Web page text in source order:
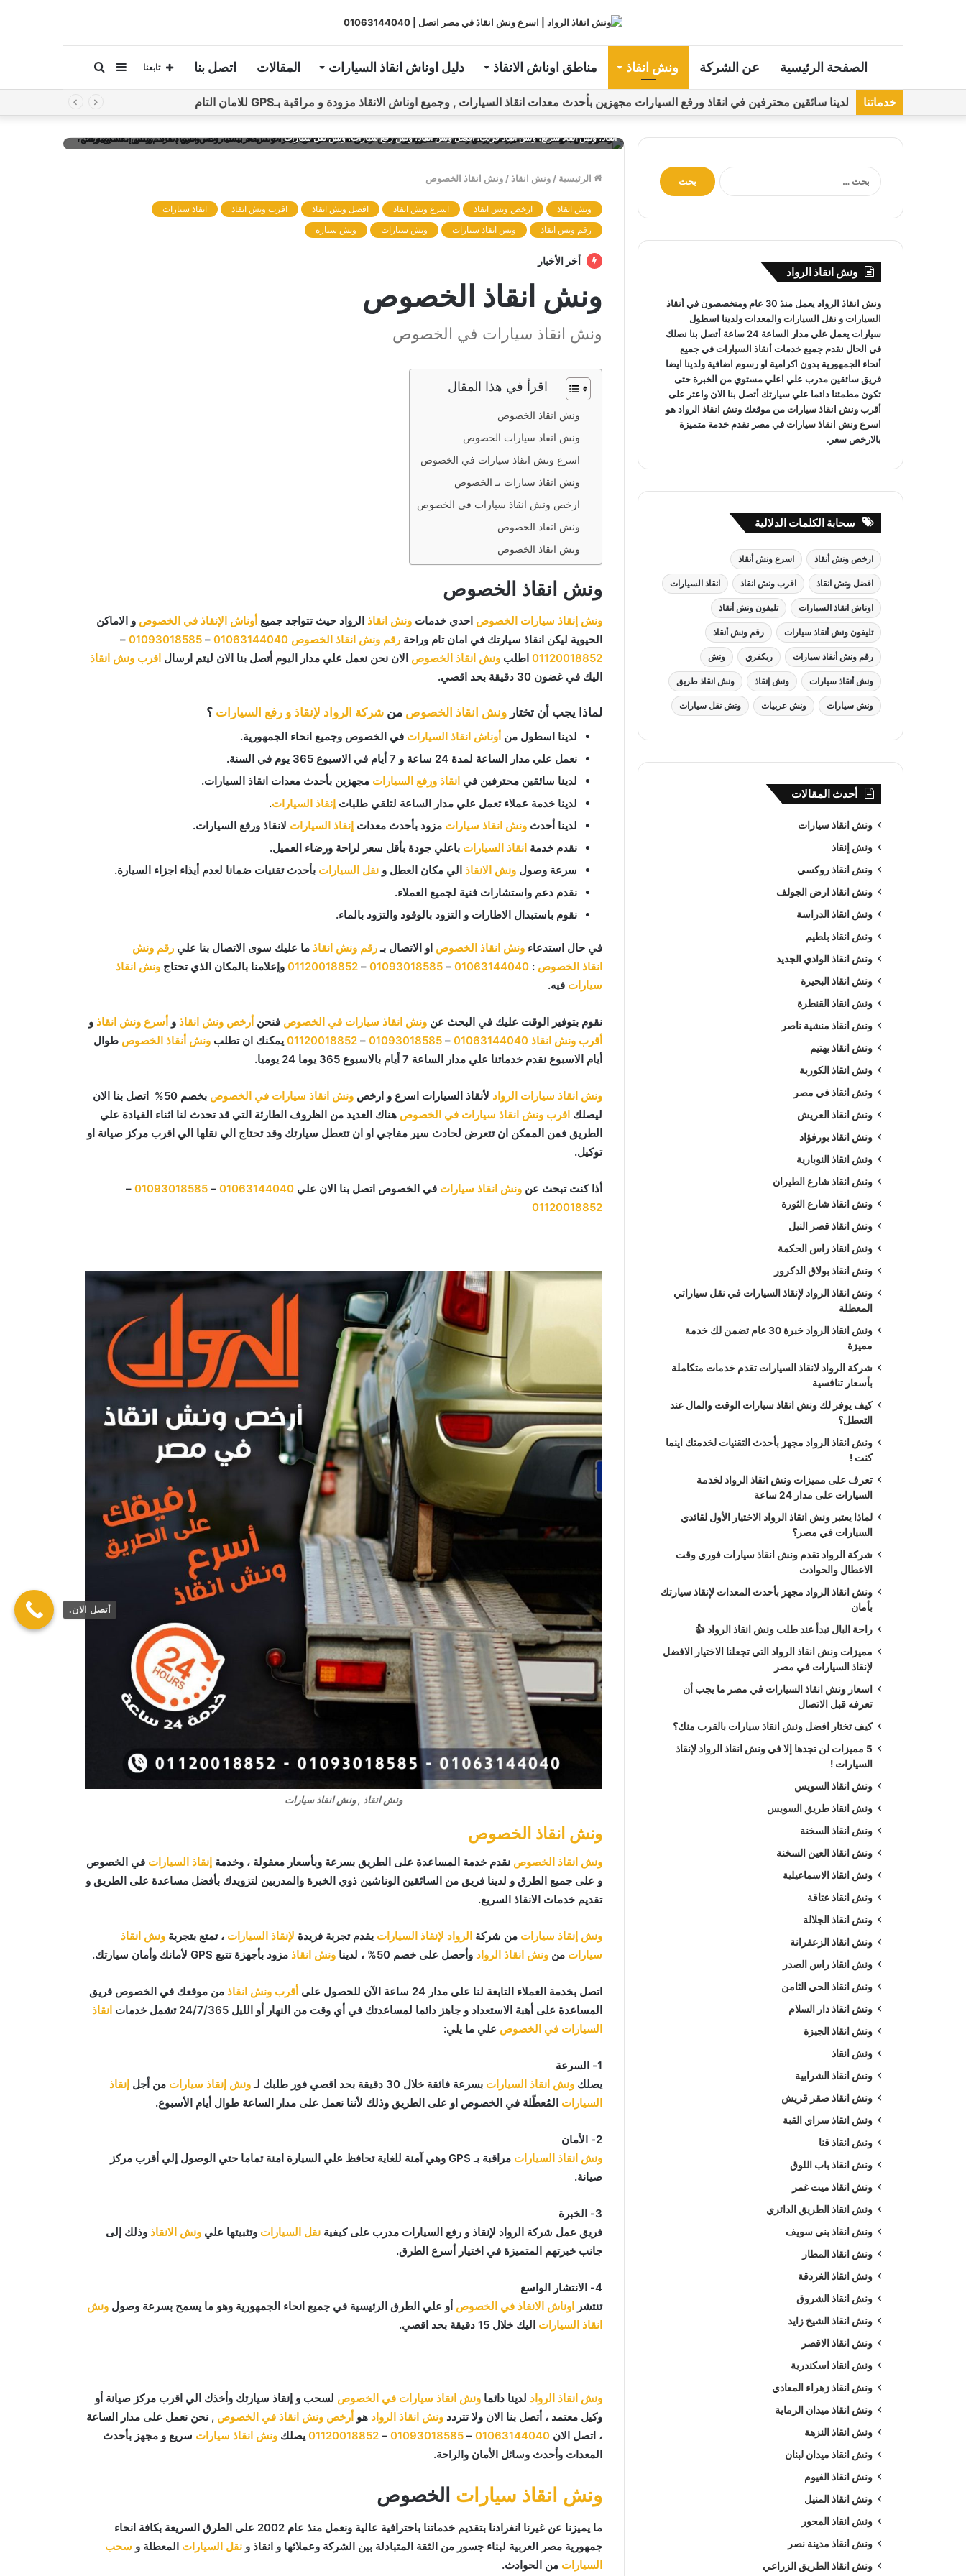
الصفحة الرئيسية عن الشركة ونش انقاذ مناطق اوناش الانقاذ دليل اوناش انقاذ السيارات المقالات اتصل بنا إضافة
جانبي
تابعنا
خدماتنا لدينا سائقين محترفين في انقاذ ورفع السيارات مجهزين بأحدث معدات انقاذ السيارات , وجميع اوناش الانقاذ مزودة و مراقبة بـGPS للامان التام
انقاذ، ونش انقاذ سريع، ونش انقاذ قريب، افضل ونش انقاذ، ونش رفع سيارات، ونش نقل سيارات
الرئيسية / ونش انقاذ / ونش انقاذ الخصوص
ونش انقاذ ارخص ونش انقاذ اسرع ونش انقاذ افضل ونش انقاذ اقرب ونش انقاذ
انقاذ سيارات
رقم ونش انقاذ
ونش انقاذ سيارات ونش سيارات ونش سيارة
أخر الأخبار
ونش انقاذ الخصوص
ونش انقاذ سيارات في الخصوص
اقرأ في هذا المقال
ونش انقاذ الخصوص
ونش انقاذ سيارات الخصوص
اسرع ونش انقاذ سيارات في الخصوص
ونش انقاذ سيارات بـ الخصوص
ارخص ونش انقاذ سيارات في الخصوص
ونش انقاذ الخصوص
ونش انقاذ الخصوص
ونش انقاذ الخصوص
ونش إنقاذ سيارات الخصوص احدي خدمات ونش انقاذ الرواد حيث تتواجد جميع أوناش الإنقاذ في الخصوص و الاماكن
الحيوية ليكن انقاذ سيارتك في امان تام وراحة رقم ونش انقاذ الخصوص 01063144040
–
01093018585
–
01120018852 اطلب ونش انقاذ الخصوص الان نحن نعمل علي مدار اليوم أتصل بنا الان ليتم ارسال اقرب ونش انقاذ
اليك في غضون 30 دقيقة بحد اقصي.
لماذا يجب أن تختار ونش انقاذ الخصوص من شركة الرواد لإنقاذ و رفع السيارات ؟
لدينا اسطول من أوناش انقاذ السيارات في الخصوص وجميع انحاء الجمهورية.
نعمل علي مدار الساعة لمدة 24 ساعة و 7 أيام في الاسبوع 365 يوم في السنة.
لدينا سائقين محترفين في انقاذ ورفع السيارات مجهزين بأحدث معدات انقاذ السيارات.
لدينا خدمة عملاء تعمل علي مدار الساعة لتلقي طلبات إنقاذ السيارات.
لدينا أحدث ونش انقاذ سيارات مزود بأحدث معدات إنقاذ السيارات لانقاذ ورفع السيارات.
نقدم خدمة انقاذ السيارات باعلي جودة بأقل سعر لراحة ورضاء العميل.
سرعة وصول ونش الانقاذ الي مكان العطل و نقل السيارات بأحدث تقنيات ضمانا لعدم أيذاء اجزاء السيارة.
نقدم دعم واستشارات فنية لجميع العملاء.
نقوم باستبدال الاطارات و التزود بالوقود والتزود بالماء.
في حال استدعاء ونش انقاذ الخصوص او الاتصال بـرقم ونش انقاذ ما عليك سوى الاتصال بنا علي رقم ونش
انقاذ الخصوص :
01063144040
–
01093018585
–
01120018852 وإعلامنا بالمكان الذي تحتاج ونش انقاذ
سيارات فيه.
نقوم بتوفير الوقت عليك في البحث عن ونش انقاذ سيارات في الخصوص فنحن أرخص ونش انقاذ و أسرع ونش انقاذ و
أقرب ونش انقاذ 01063144040
–
01093018585
–
01120018852 يمكنك ان تطلب ونش أنقاذ الخصوص طوال
أيام الاسبوع نقدم خدماتنا علي مدار الساعة 7 أيام بالاسبوع 365 يوما 24 يوميا.
ونش انقاذ سيارات الرواد لأنقاذ السيارات اسرع و ارخص ونش انقاذ سيارات في الخصوص
بخصم 50% اتصل بنا الان
ليصلك اقرب ونش انقاذ سيارات في الخصوص هناك العديد من الظروف الطارئة التي قد تحدث لنا اثناء القيادة علي
الطريق فمن الممكن ان تتعرض لحادث سير مفاجي او ان تتعطل سيارتك وقد تحتاج الي نقلها الي اقرب مركز صيانة او
توكيل.
أذا كنت تبحث عن ونش انقاذ سيارات في الخصوص اتصل بنا الان علي 01063144040
–
01093018585
–
01120018852
ونش انقاذ , ونش انقاذ سيارات
ونش انقاذ الخصوص
ونش انقاذ الخصوص نقدم خدمة المساعدة على الطريق بسرعة وبأسعار معقولة ، وخدمة إنقاذ السيارات في الخصوص
و على جميع الطرق و لدينا فريق من السائقين الوناشين ذوي الخبرة والمدربين لتزويدك بأفضل مساعدة على الطريق و
تقديم خدمات الانقاذ السريع.
ونش إنقاذ سيارات من شركة الرواد لإنقاذ السيارات يقدم تجربة فريدة لإنقاذ السيارات ، تمتع بتجربة ونش انقاذ
سيارات من ونش انقاذ الرواد وأحصل على خصم 50% ، لدينا ونش انقاذ مزود بأجهزة تتبع GPS لأمانك وأمان سيارتك.
اتصل بخدمة العملاء التابعة لنا على مدار 24 ساعة الآن للحصول على أقرب ونش انقاذ من موقعك في الخصوص فريق
المساعدة على أهبة الاستعداد و جاهز دائما لمساعدتك في أي وقت من النهار أو الليل 24/7/365 تشمل خدمات
انقاذ
السيارات في الخصوص علي ما يلي:
1- السرعة
يصلك ونش انقاذ السيارات بسرعة فائقة خلال 30 دقيقة بحد اقصي فور طلبك لـ ونش إنقاذ سيارات من أجل إنقاذ
السيارات المُعطّلة في الخصوص او على الطريق وذلك لأننا نعمل على مدار الساعة طوال أيام الأسبوع.
2- الأمان
ونش انقاذ السيارات
مراقبة بـ GPS وهي آمنة للغاية تحافظ علي السيارة امنة تماما حتي الوصول إلي أقرب مركز
صيانة.
3- الخبرة
فريق عمل شركة الرواد لإنقاذ و رفع السيارات مدرب على كيفية نقل السيارات وتثبيتها علي ونش الانقاذ وذلك إلى
جانب خبرتهم المتميزة في اختيار أسرع الطرق.
4- الانتشار الواسع
تنتشر
اوناش الانقاذ في الخصوص أو علي الطرق الرئيسية في جميع انحاء الجمهورية وهو ما يسمح بسرعة وصول ونش
انقاذ السيارات اليك خلال 15 دقيقة بحد اقصي.
ونش انقاذ الرواد لدينا دائما ونش انقاذ سيارات في الخصوص لسحب و إنقاذ سيارتك وأخذك الي اقرب مركز صيانة أو
وكيل معتمد ، أتصل بنا الان ولا تتردد ونش انقاذ الرواد هو أرخص ونش انقاذ في الخصوص , نحن نعمل على مدار الساعة
، اتصل الان 01063144040
–
01093018585
–
01120018852 يصلك ونش انقاذ سيارات سريع و مجهز بأحدث
المعدات وأحدث وسائل الأمان والراحة.
ونش انقاذ سيارات الخصوص
ما يميزنا عن غيرنا انفرادنا بتقديم خدماتنا باحترافية عالية ونعمل منذ عام 2002 على الطرق السريعة بكافة انحاء
جمهورية مصر العربية لبناء جسور من الثقة المتبادلة بين الشركة وعملائها و انقاذ و نقل السيارات المعطلة و سحب
السيارات من الحوادث.
ح
ونش انقاذ الرواد
ونش انقاذ الرواد يعمل منذ 30 عام ومتخصصون في
أنقاذ
السياراتو نقل السياراتوالمعدات ولدينا اسطول
سيارات يعمل علي مدار الساعة 24 ساعة أتصل بنا نصلك
في الحال نقدم جميع خدماتأنقاذ السياراتفي جميع
أنحاء الجمهورية بدون اكرامية او رسوم اضافية ولدينا ايضا
فريق سائقين مدرب علي اعلي مستوي من الخبرة حتى
تكون مطمئنا دائما علي سيارتك أتصل بنا الان واعثر على
أقرب ونش انقاذ سياراتمن موقعك ونش انقاذ الرواد هو
اسرع ونش انقاذ سياراتفي مصر نقدم خدمة متميزة
بالارخص سعر.
سحابة الكلمات الدلالية
ارخص ونش أنقاذ اسرع ونش أنقاذ
افضل ونش انقاذ اقرب ونش انقاذ انقاذ السيارات
اوناش انقاذ السيارات تليفون ونش أنقاذ
تليفون ونش أنقاذ سيارات رقم ونش أنقاذ
رقم ونش أنقاذ سيارات ريكفري ونش
ونش أنقاذ سيارات ونش إنقاذ ونش انقاذ طريق
ونش سيارات ونش عربيات ونش نقل سيارات
أحدث المقالات
ونش انقاذ سيارات
ونش إنقاذ
ونش انقاذ روكسي
ونش انقاذ ارض الجولف
ونش انقاذ الدراسة
ونش انقاذ بلطيم
ونش انقاذ الوادي الجديد
ونش انقاذ البحيرة
ونش انقاذ القنطرة
ونش انقاذ منشية ناصر
ونش انقاذ بهتيم
ونش انقاذ الكوربة
ونش انقاذ في مصر
ونش انقاذ العريش
ونش انقاذ بورفؤاد
ونش انقاذ النوبارية
ونش انقاذ شارع الطيران
ونش انقاذ شارع الثورة
ونش انقاذ قصر النيل
ونش انقاذ راس الحكمة
ونش انقاذ بولاق الدكرور
ونش انقاذ الرواد لإنقاذ السيارات في نقل سياراتي
المعطلة
ونش انقاذ الرواد خبرة 30 عام تضمن لك خدمة
مميزة
شركة الرواد لانقاذ السيارات تقدم خدمات متكاملة
بأسعار تنافسية
كيف يوفر لك ونش انقاذ سيارات الوقت والمال عند
التعطل؟
ونش انقاذ الرواد مجهز بأحدث التقنيات لخدمتك اينما
كنت !
تعرف على مميزات ونش انقاذ الرواد لخدمة
السيارات على مدار 24 ساعة
لماذا يعتبر ونش انقاذ الرواد الاختيار الأول لقائدي
السيارات في مصر؟
شركة الرواد تقدم ونش انقاذ سيارات فوري وقت
الاعطال والحوادث
ونش انقاذ الرواد مجهز بأحدث المعدات لإنقاذ سيارتك
بأمان
راحة البال تبدأ عند طلب ونش انقاذ الرواد 👍
مميزات ونش انقاذ الرواد التي تجعلنا الاختيار الافضل
لإنقاذ السيارات في مصر
اسعار ونش انقاذ السيارات في مصر ما يجب أن
تعرفه قبل الاتصال
كيف تختار افضل ونش انقاذ سيارات بالقرب منك؟
5 مميزات لن تجدها إلا في ونش انقاذ الرواد لإنقاذ
السيارات !
ونش انقاذ السويس
ونش انقاذ طريق السويس
ونش انقاذ السخنة
ونش انقاذ العين السخنة
ونش انقاذ الاسماعيلية
ونش انقاذ عتاقة
ونش انقاذ الجلالة
ونش انقاذ الزعفرانة
ونش انقاذ راس الصدر
ونش انقاذ الحي الثامن
ونش انقاذ دار السلام
ونش انقاذ الجيزة
ونش انقاذ
ونش انقاذ الشرابية
ونش انقاذ صقر قريش
ونش انقاذ سراي القبة
ونش انقاذ قنا
ونش انقاذ باب اللوق
ونش انقاذ ميت غمر
ونش انقاذ الطريق الدائري
ونش انقاذ بني سويف
ونش انقاذ المطار
ونش انقاذ الغردقة
ونش انقاذ الشروق
ونش انقاذ الشيخ زايد
ونش انقاذ الاقصر
ونش انقاذ اسكندرية
ونش انقاذ زهراء المعادي
ونش انقاذ ميدان الرماية
ونش انقاذ النزهة
ونش انقاذ ميدان لبنان
ونش انقاذ الفيوم
ونش انقاذ المنيل
ونش انقاذ المحور
ونش انقاذ مدينة نصر
ونش انقاذ الطريق الزراعي
أتصل الان.